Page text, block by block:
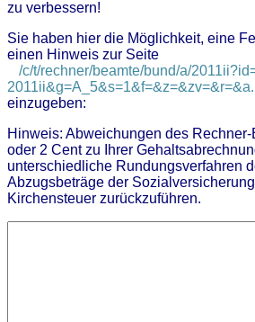
zu verbessern!
Sie haben hier die Möglichkeit, eine
einen Hinweis zur Seite
/c/t/rechner/beamte/bund/a/
einzugeben:
Hinweis: Abweichungen des
oder 2 Cent zu Ihrer
unterschiedliche Rundungsverfahren
Abzugsbeträge der
Kirchensteuer zurückzuführen.